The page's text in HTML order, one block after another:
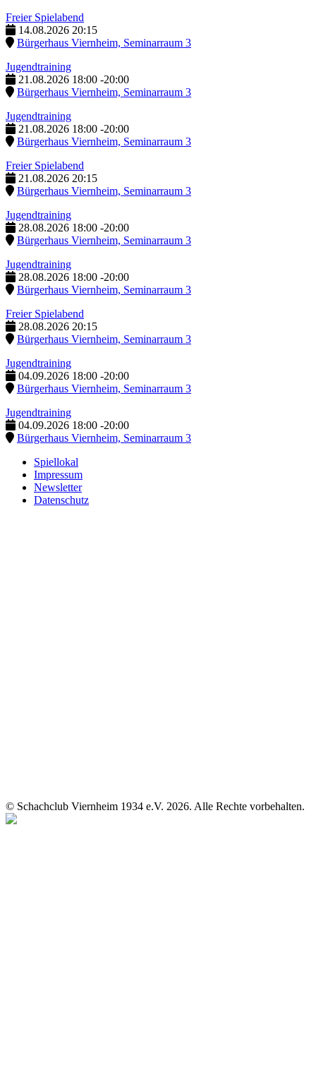
Freier Spielabend
14.08.2026 20:15
Bürgerhaus Viernheim, Seminarraum 3
Jugendtraining
21.08.2026 18:00 -20:00
Bürgerhaus Viernheim, Seminarraum 3
Jugendtraining
21.08.2026 18:00 -20:00
Bürgerhaus Viernheim, Seminarraum 3
Freier Spielabend
21.08.2026 20:15
Bürgerhaus Viernheim, Seminarraum 3
Jugendtraining
28.08.2026 18:00 -20:00
Bürgerhaus Viernheim, Seminarraum 3
Jugendtraining
28.08.2026 18:00 -20:00
Bürgerhaus Viernheim, Seminarraum 3
Freier Spielabend
28.08.2026 20:15
Bürgerhaus Viernheim, Seminarraum 3
Jugendtraining
04.09.2026 18:00 -20:00
Bürgerhaus Viernheim, Seminarraum 3
Jugendtraining
04.09.2026 18:00 -20:00
Bürgerhaus Viernheim, Seminarraum 3
Spiellokal
Impressum
Newsletter
Datenschutz
© Schachclub Viernheim 1934 e.V. 2026. Alle Rechte vorbehalten.